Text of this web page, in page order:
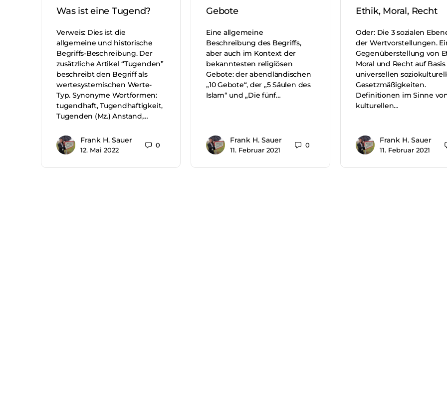
Was ist eine Tugend?
Verweis: Dies ist die
allgemeine und historische
Begriffs-Beschreibung. Der
zusätzliche Artikel “Tugenden”
beschreibt den Begriff als
wertesystemischen Werte-
Typ. Synonyme Wortformen:
tugendhaft, Tugendhaftigkeit,
Tugenden (Mz.) Anstand,…
Frank H. Sauer
12. Mai 2022
0
Gebote
Eine allgemeine
Beschreibung des Begriffs,
aber auch im Kontext der
bekanntesten religiösen
Gebote: der abendländischen
„10 Gebote“, der „5 Säulen des
Islam“ und „Die fünf…
Frank H. Sauer
11. Februar 2021
0
Ethik, Moral, Recht
Oder: Die 3 sozialen
der Wertvorstellungen.
Gegenüberstellung von
Moral und Recht auf
universellen
Gesetzmäßigkeiten.
Definitionen im Sinne
kulturellen…
Frank H. Sauer
11. Februar 2021